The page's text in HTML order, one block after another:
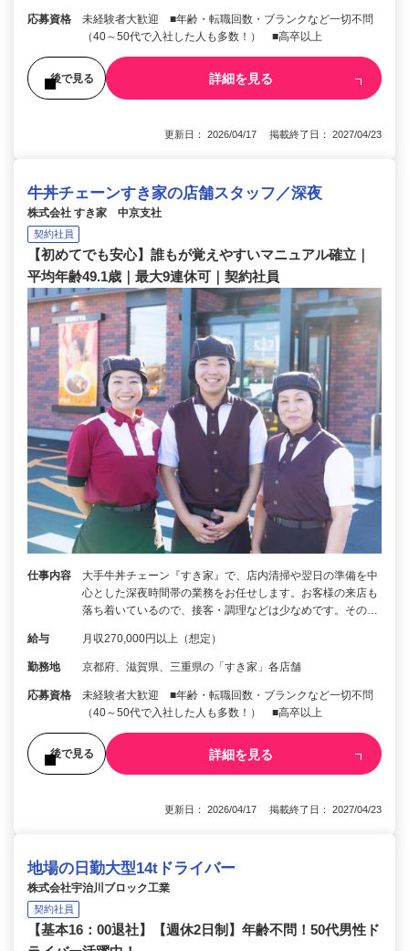
応募資格
未経験者大歓迎 ■年齢・転職回数・ブランクなど一切不問
（40～50代で入社した人も多数！） ■高卒以上
後で見る 詳細を見る
更新日： 2026/04/17 掲載終了日： 2027/04/23
牛丼チェーンすき家の店舗スタッフ／深夜
株式会社 すき家 中京支社
契約社員
【初めてでも安心】誰もが覚えやすいマニュアル確立｜
平均年齢49.1歳｜最大9連休可｜契約社員
仕事内容
大手牛丼チェーン『すき家』で、店内清掃や翌日の準備を中
心とした深夜時間帯の業務をお任せします。お客様の来店も
落ち着いているので、接客・調理などは少なめです。その…
給与 月収270,000円以上（想定）
勤務地 京都府、滋賀県、三重県の「すき家」各店舗
応募資格
未経験者大歓迎 ■年齢・転職回数・ブランクなど一切不問
（40～50代で入社した人も多数！） ■高卒以上
後で見る 詳細を見る
更新日： 2026/04/17 掲載終了日： 2027/04/23
地場の日勤大型14tドライバー
株式会社宇治川ブロック工業
契約社員
【基本16：00退社】【週休2日制】年齢不問！50代男性ド